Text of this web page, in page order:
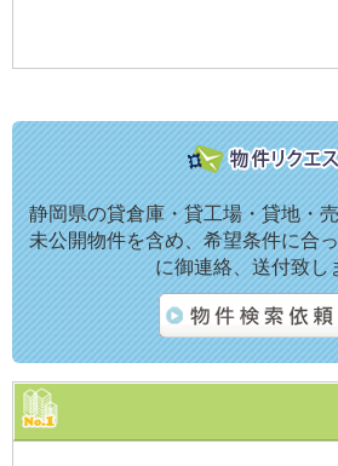
静岡県の貸倉庫・貸工場・貸地・
未公開物件を含め、希望条件に合
に御連絡、送付致し